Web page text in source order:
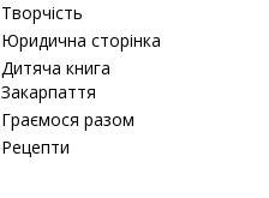
Творчість
Юридична сторінка
Дитяча книга
Закарпаття
Граємося разом
Рецепти